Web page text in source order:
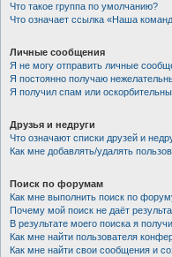
Что такое группа по умолчанию?
Что означает ссылка «Наша
Личные сообщения
Я не могу отправить личные
Я постоянно получаю
Я получил спам или
Друзья и недруги
Что означают списки друзей и
Как мне добавлять/удалять
Поиск по форумам
Как мне выполнить поиск по
Почему мой поиск не даёт
В результате моего поиска я
Как мне найти пользователя
Как мне найти свои сообщения и